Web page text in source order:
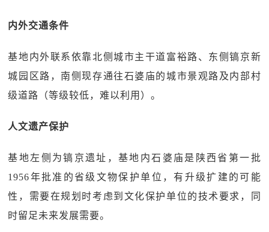
内外交通条件
基地内外联系依靠北侧城市主干道富裕路、东侧镐京新
城园区路，南侧现存通往石婆庙的城市景观路及内部村
级道路（等级较低，难以利用）。
人文遗产保护
基地左侧为镐京遗址，基地内石婆庙是陕西省第一批
1956年批准的省级文物保护单位，有升级扩建的可能
性，需要在规划时考虑到文化保护单位的技术要求，同
时留足未来发展需要。